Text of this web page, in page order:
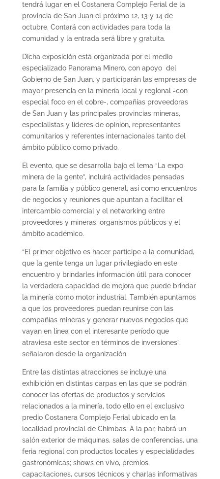
tendrá lugar en el Costanera Complejo Ferial de la
provincia de San Juan el próximo 12, 13 y 14 de
octubre. Contará con actividades para toda la
comunidad y la entrada será libre y gratuita.
Dicha exposición está organizada por el medio
especializado Panorama Minero, con apoyo del
Gobierno de San Juan, y participarán las empresas de
mayor presencia en la minería local y regional -con
especial foco en el cobre-, compañías proveedoras
de San Juan y las principales provincias mineras,
especialistas y líderes de opinión, representantes
comunitarios y referentes internacionales tanto del
ámbito público como privado.
El evento, que se desarrolla bajo el lema “La expo
minera de la gente”, incluirá actividades pensadas
para la familia y público general, así como encuentros
de negocios y reuniones que apuntan a facilitar el
intercambio comercial y el networking entre
proveedores y mineras, organismos públicos y el
ámbito académico.
“El primer objetivo es hacer partícipe a la comunidad,
que la gente tenga un lugar privilegiado en este
encuentro y brindarles información útil para conocer
la verdadera capacidad de mejora que puede brindar
la minería como motor industrial. También apuntamos
a que los proveedores puedan reunirse con las
compañías mineras y generar nuevos negocios que
vayan en línea con el interesante período que
atraviesa este sector en términos de inversiones”,
señalaron desde la organización.
Entre las distintas atracciones se incluye una
exhibición en distintas carpas en las que se podrán
conocer las ofertas de productos y servicios
relacionados a la minería, todo ello en el exclusivo
predio Costanera Complejo Ferial ubicado en la
localidad provincial de Chimbas. A la par, habrá un
salón exterior de máquinas, salas de conferencias, una
feria regional con productos locales y especialidades
gastronómicas; shows en vivo, premios,
capacitaciones, cursos técnicos y charlas informativas